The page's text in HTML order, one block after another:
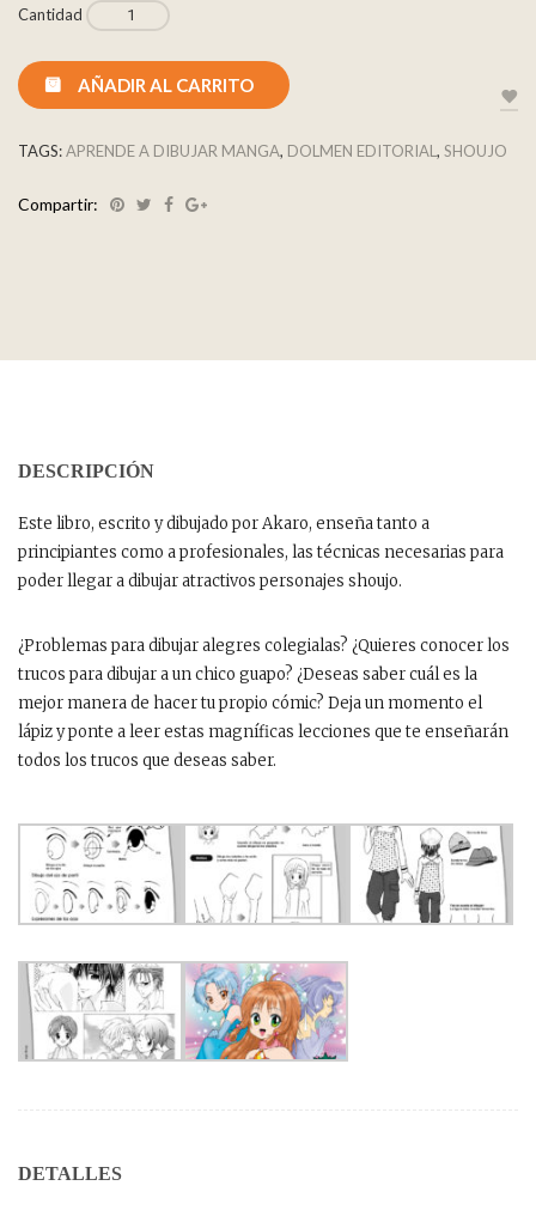
Cantidad
AÑADIR AL CARRITO
TAGS:APRENDE A DIBUJAR MANGA, DOLMEN EDITORIAL, SHOUJO
Compartir:
DESCRIPCIÓN
Este libro, escrito y dibujado por Akaro, enseña tanto a
principiantes como a profesionales, las técnicas necesarias para
poder llegar a dibujar atractivos personajes shoujo.
¿Problemas para dibujar alegres colegialas? ¿Quieres conocer los
trucos para dibujar a un chico guapo? ¿Deseas saber cuál es la
mejor manera de hacer tu propio cómic? Deja un momento el
lápiz y ponte a leer estas magníficas lecciones que te enseñarán
todos los trucos que deseas saber.
DETALLES